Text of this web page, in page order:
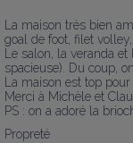
La maison très bien
goal de foot, filet
Le salon, la veranda
spacieuse). Du coup,
La maison est top
Merci à Michèle et
PS : on a adoré la
Propreté